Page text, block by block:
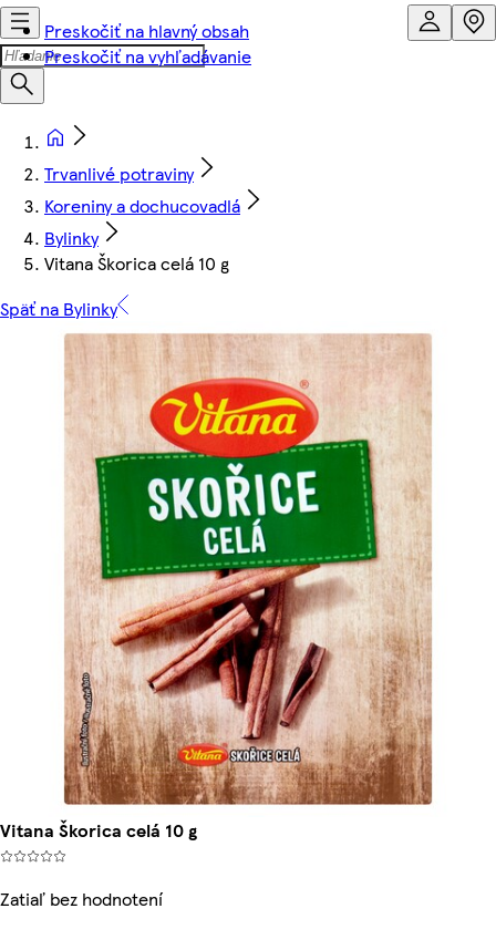
Preskočiť na hlavný obsah
Preskočiť na vyhľadávanie
Trvanlivé potraviny
Koreniny a dochucovadlá
Bylinky
Vitana Škorica celá 10 g
Späť na Bylinky
Vitana Škorica celá 10 g
Zatiaľ bez hodnotení